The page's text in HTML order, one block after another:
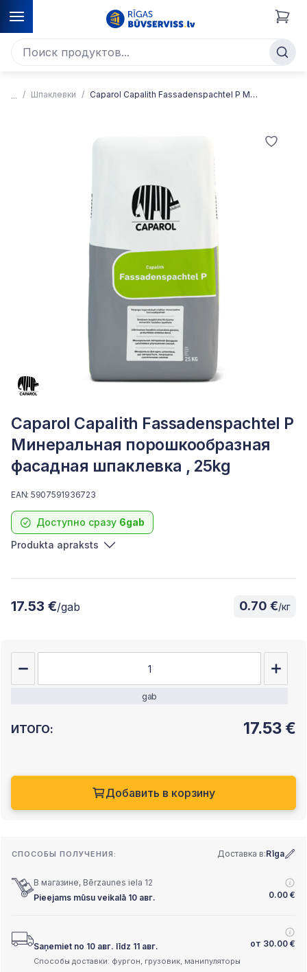
Шпаклевки Caparol Capalith Fassadenspachtel P Минеральная порошкообразная фасадная шпаклевка
Caparol Capalith Fassadenspachtel P
Минеральная порошкообразная
фасадная шпаклевка , 25kg
Доступно сразу 6gab
EAN: 5907591936723
Produkta apraksts
17.53 €/gab 0.70 €/кг
gab
ИТОГО: 17.53 €
Добавить в корзину
СПОСОБЫ ПОЛУЧЕНИЯ: Доставка в:Rīga
В магазине, Bērzaunes iela 12
Pieejams mūsu veikalā 10 авг.
0.00 €
Saņemiet no 10 авг. līdz 11 авг. от 30.00 €
Способы доставки: фургон, грузовик, манипуляторы